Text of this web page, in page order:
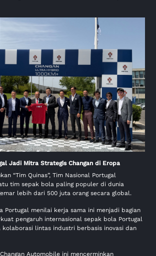
Jadi Mitra Strategis Changan di Eropa
“Tim Quinas”, Tim Nasional Portugal
tim sepak bola paling populer di dunia
lebih dari 500 juta orang secara global.
Portugal menilai kerja sama ini menjadi bagian
pengaruh internasional sepak bola Portugal
kolaborasi lintas industri berbasis inovasi dan
Automobile ini mencerminkan